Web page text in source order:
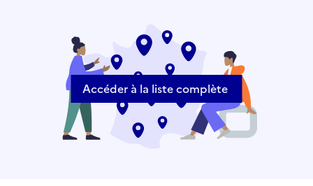
Accéder à la liste complète